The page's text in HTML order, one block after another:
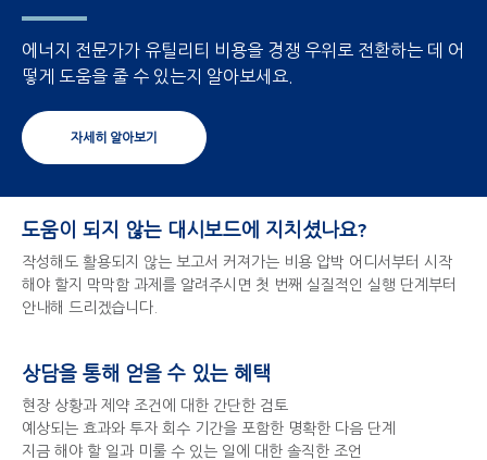
에너지 전문가가 유틸리티 비용을 경쟁 우위로 전환하는 데 어
떻게 도움을 줄 수 있는지 알아보세요.
자세히 알아보기
도움이 되지 않는 대시보드에 지치셨나요?
작성해도 활용되지 않는 보고서 커져가는 비용 압박 어디서부터 시작
해야 할지 막막함 과제를 알려주시면 첫 번째 실질적인 실행 단계부터
안내해 드리겠습니다.
상담을 통해 얻을 수 있는 혜택
현장 상황과 제약 조건에 대한 간단한 검토
예상되는 효과와 투자 회수 기간을 포함한 명확한 다음 단계
지금 해야 할 일과 미룰 수 있는 일에 대한 솔직한 조언